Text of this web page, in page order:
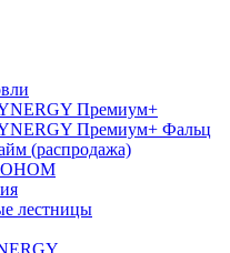
Премиум+
Премиум+ Фальц
(распродажа)
лестницы